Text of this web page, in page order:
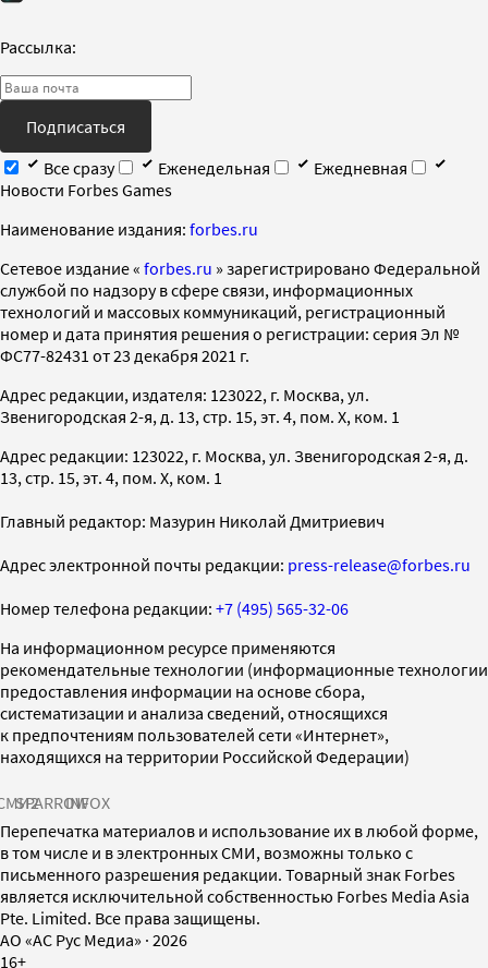
Рассылка:
Подписаться
Все сразу
Еженедельная
Ежедневная
Новости Forbes Games
Наименование издания: forbes.ru
Cетевое издание « forbes.ru » зарегистрировано Федеральной
службой по надзору в сфере связи, информационных
технологий и массовых коммуникаций, регистрационный
номер и дата принятия решения о регистрации: серия Эл №
ФС77-82431 от 23 декабря 2021 г.
Адрес редакции, издателя: 123022, г. Москва, ул.
Звенигородская 2-я, д. 13, стр. 15, эт. 4, пом. X, ком. 1
Адрес редакции: 123022, г. Москва, ул. Звенигородская 2-я, д.
13, стр. 15, эт. 4, пом. X, ком. 1
Главный редактор: Мазурин Николай Дмитриевич
Адрес электронной почты редакции: press-release@forbes.ru
Номер телефона редакции: +7 (495) 565-32-06
На информационном ресурсе применяются
рекомендательные технологии (информационные технологии
предоставления информации на основе сбора,
систематизации и анализа сведений, относящихся
к предпочтениям пользователей сети «Интернет»,
находящихся на территории Российской Федерации)
SPARROWINFOX
Перепечатка материалов и использование их в любой форме,
в том числе и в электронных СМИ, возможны только с
письменного разрешения редакции. Товарный знак Forbes
является исключительной собственностью Forbes Media Asia
Pte. Limited. Все права защищены.
AO «АС Рус Медиа» · 2026
16+